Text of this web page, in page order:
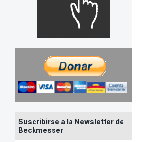
Suscribirse a la Newsletter de
Beckmesser